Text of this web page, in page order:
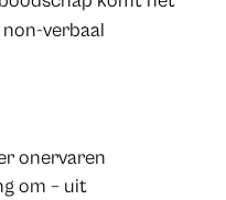
verbaal
onervaren
om – uit